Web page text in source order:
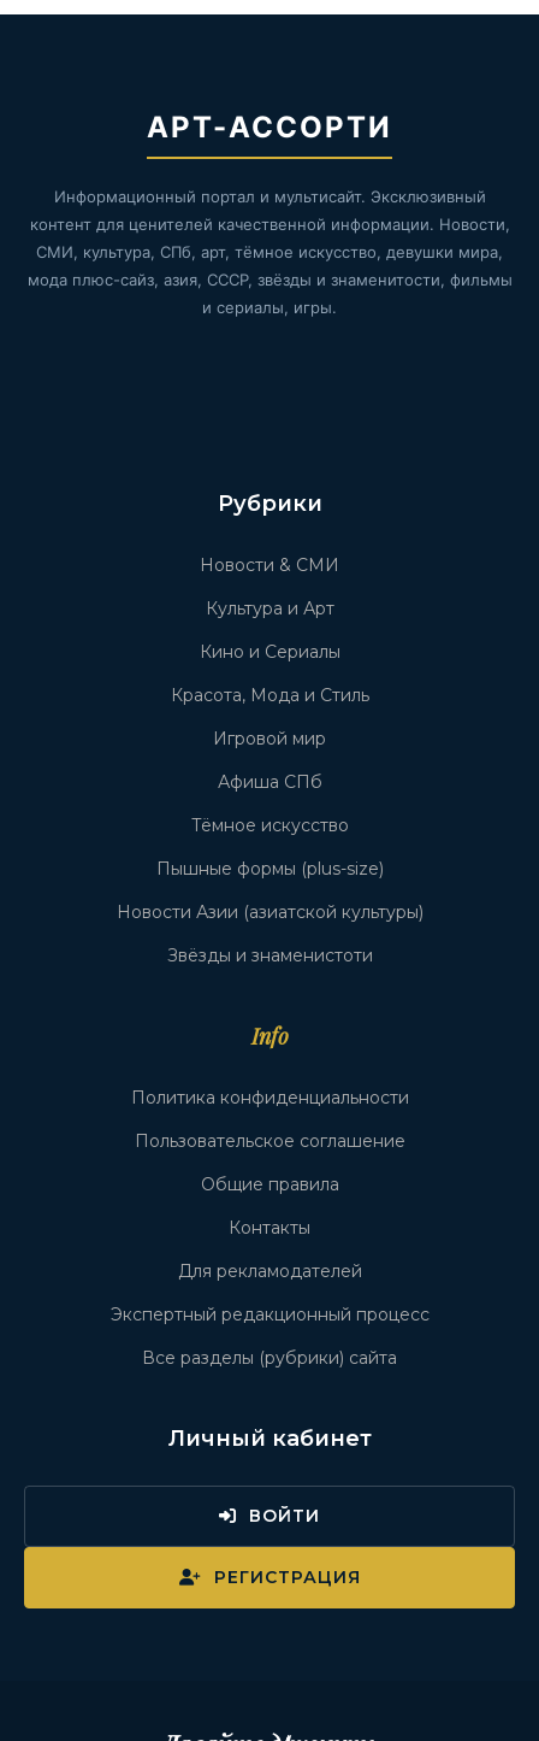
АРТ-АССОРТИ
Информационный портал и мультисайт. Эксклюзивный
контент для ценителей качественной информации. Новости,
СМИ, культура, СПб, арт, тёмное искусство, девушки мира,
мода плюс-сайз, азия, СССР, звёзды и знаменитости, фильмы
и сериалы, игры.
Рубрики
Новости & СМИ
Культура и Арт
Кино и Сериалы
Красота, Мода и Стиль
Игровой мир
Афиша СПб
Тёмное искусство
Пышные формы (plus-size)
Новости Азии (азиатской культуры)
Звёзды и знаменистоти
Info
Политика конфиденциальности
Пользовательское соглашение
Общие правила
Контакты
Для рекламодателей
Экспертный редакционный процесс
Все разделы (рубрики) сайта
Личный кабинет
ВОЙТИ
РЕГИСТРАЦИЯ